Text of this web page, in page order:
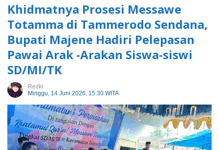
Khidmatnya Prosesi Messawe
Totamma di Tammerodo Sendana,
Bupati Majene Hadiri Pelepasan
Pawai Arak -Arakan Siswa-siswi
SD/MI/TK
Rezki
Minggu, 14 Juni 2026, 15:30 WITA